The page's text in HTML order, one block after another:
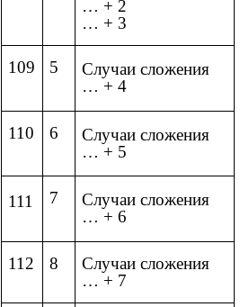
… + 2
… + 3
109 5
Случаи сложения
… + 4
110 6
Случаи сложения
… + 5
111 7
Случаи сложения
… + 6
112 8
Случаи сложения
… + 7